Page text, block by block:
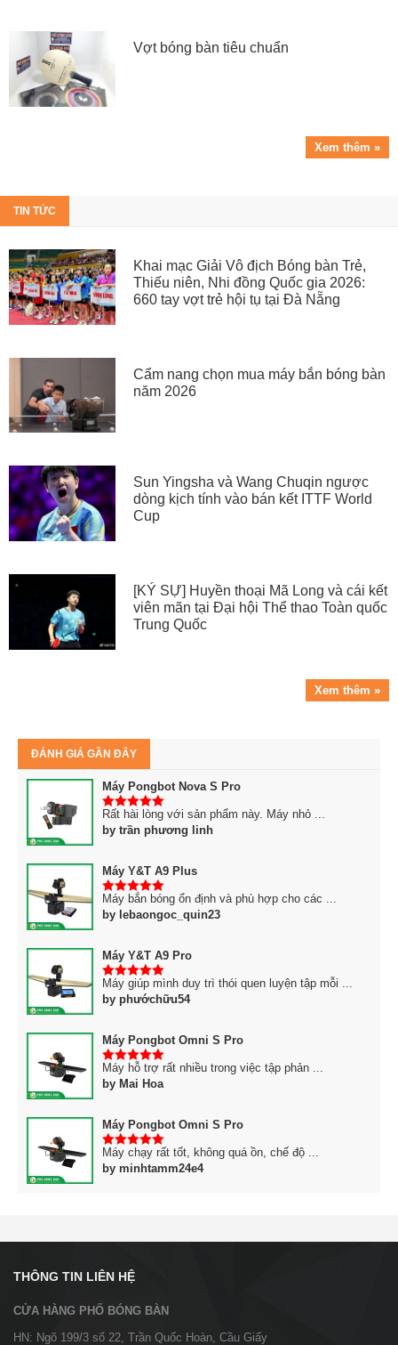
Vợt bóng bàn tiêu chuẩn
Xem thêm »
TIN TỨC
Khai mạc Giải Vô địch Bóng bàn Trẻ,
Thiếu niên, Nhi đồng Quốc gia 2026:
660 tay vợt trẻ hội tụ tại Đà Nẵng
Cẩm nang chọn mua máy bắn bóng bàn
năm 2026
Sun Yingsha và Wang Chuqin ngược
dòng kịch tính vào bán kết ITTF World
Cup
[KÝ SỰ] Huyền thoại Mã Long và cái kết
viên mãn tại Đại hội Thể thao Toàn quốc
Trung Quốc
Xem thêm »
ĐÁNH GIÁ GẦN ĐÂY
Máy Pongbot Nova S Pro
5trên 5
Rất hài lòng với sản phẩm này. Máy nhỏ ...
by trần phương linh
Máy Y&T A9 Plus
5trên 5
Máy bắn bóng ổn định và phù hợp cho các ...
by lebaongoc_quin23
Máy Y&T A9 Pro
5trên 5
Máy giúp mình duy trì thói quen luyện tập mỗi ...
by phướchữu54
Máy Pongbot Omni S Pro
5trên 5
Máy hỗ trợ rất nhiều trong việc tập phản ...
by Mai Hoa
Máy Pongbot Omni S Pro
5trên 5
Máy chạy rất tốt, không quá ồn, chế độ ...
by minhtamm24e4
THÔNG TIN LIÊN HỆ
CỬA HÀNG PHỐ BÓNG BÀN
HN: Ngõ 199/3 số 22, Trần Quốc Hoàn, Cầu Giấy